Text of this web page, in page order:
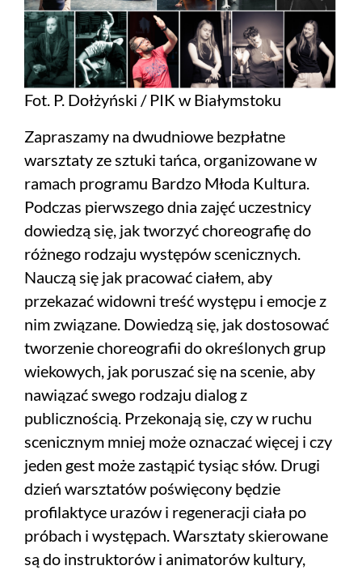
Fot. P. Dołżyński / PIK w Białymstoku
Zapraszamy na dwudniowe bezpłatne
warsztaty ze sztuki tańca, organizowane w
ramach programu Bardzo Młoda Kultura.
Podczas pierwszego dnia zajęć uczestnicy
dowiedzą się, jak tworzyć choreografię do
różnego rodzaju występów scenicznych.
Nauczą się jak pracować ciałem, aby
przekazać widowni treść występu i emocje z
nim związane. Dowiedzą się, jak dostosować
tworzenie choreografii do określonych grup
wiekowych, jak poruszać się na scenie, aby
nawiązać swego rodzaju dialog z
publicznością. Przekonają się, czy w ruchu
scenicznym mniej może oznaczać więcej i czy
jeden gest może zastąpić tysiąc słów. Drugi
dzień warsztatów poświęcony będzie
profilaktyce urazów i regeneracji ciała po
próbach i występach. Warsztaty skierowane
są do instruktorów i animatorów kultury,